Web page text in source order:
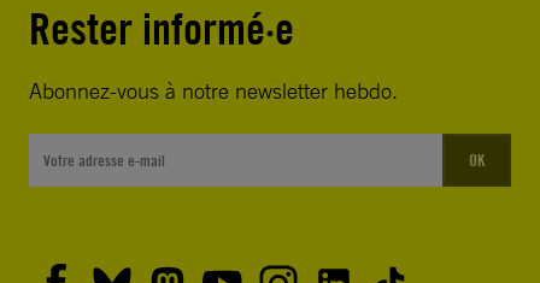
Rester informé·e
Abonnez-vous à notre newsletter hebdo.
OK